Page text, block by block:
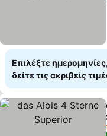
Επιλέξτε
δείτε τις ακριβείς